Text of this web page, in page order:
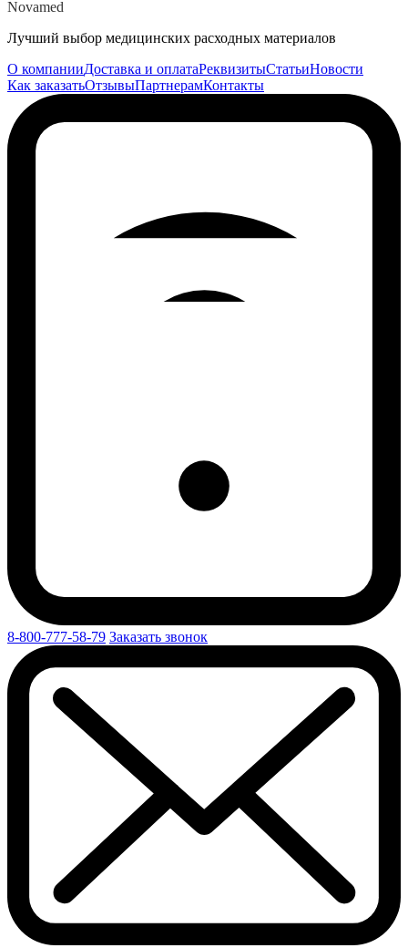
Novamed
Лучший выбор медицинских расходных материалов
О компанииДоставка и оплатаРеквизитыСтатьиНовости
Как заказатьОтзывыПартнерамКонтакты
8-800-777-58-79 Заказать звонок